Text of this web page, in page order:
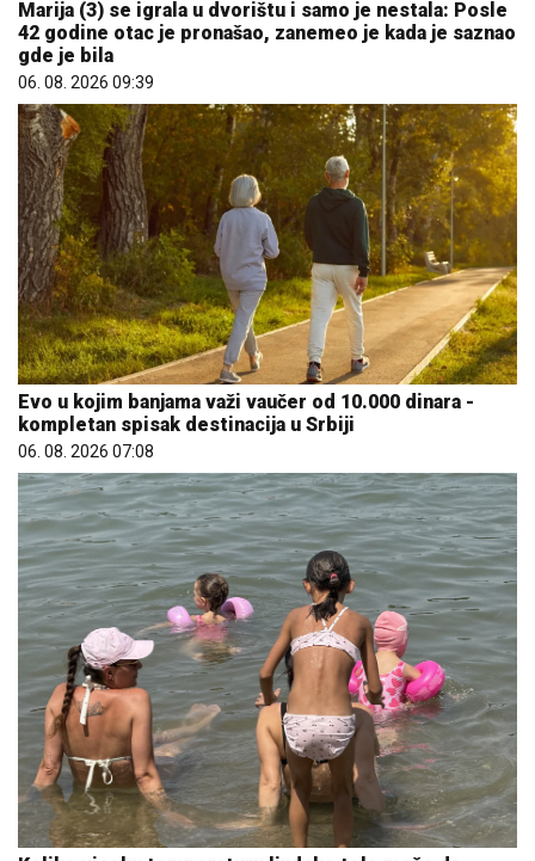
Marija (3) se igrala u dvorištu i samo je nestala: Posle
42 godine otac je pronašao, zanemeo je kada je saznao
gde je bila
06. 08. 2026 09:39
Evo u kojim banjama važi vaučer od 10.000 dinara -
kompletan spisak destinacija u Srbiji
06. 08. 2026 07:08